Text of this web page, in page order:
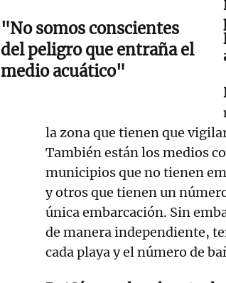
"No somos conscientes
del peligro que entraña el
medio acuático"
la zona que tienen que
También están los medios
municipios que no tienen
y otros que tienen un
única embarcación. Sin
de manera independiente,
cada playa y el número de